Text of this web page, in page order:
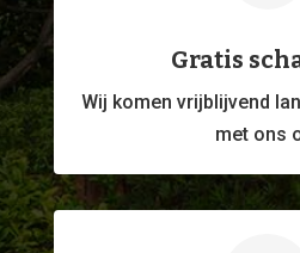
Gratis
Wij komen vrijblijvend
met ons